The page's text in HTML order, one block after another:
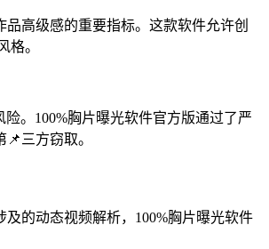
高级感的重要指标。这款软件允许创
格。
。100%胸片曝光软件官方版通过了严
三方窃取。
的动态视频解析，100%胸片曝光软件